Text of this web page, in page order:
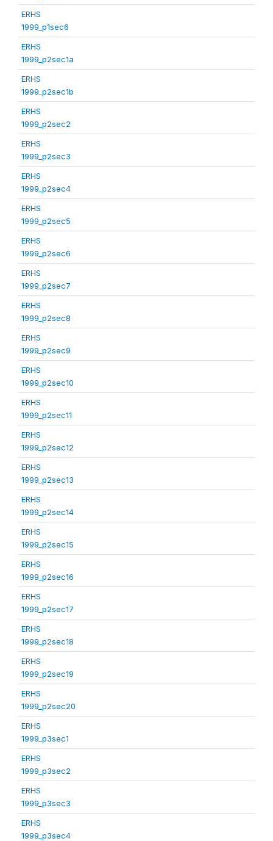
ERHS
1999_p1sec6
ERHS
1999_p2sec1a
ERHS
1999_p2sec1b
ERHS
1999_p2sec2
ERHS
1999_p2sec3
ERHS
1999_p2sec4
ERHS
1999_p2sec5
ERHS
1999_p2sec6
ERHS
1999_p2sec7
ERHS
1999_p2sec8
ERHS
1999_p2sec9
ERHS
1999_p2sec10
ERHS
1999_p2sec11
ERHS
1999_p2sec12
ERHS
1999_p2sec13
ERHS
1999_p2sec14
ERHS
1999_p2sec15
ERHS
1999_p2sec16
ERHS
1999_p2sec17
ERHS
1999_p2sec18
ERHS
1999_p2sec19
ERHS
1999_p2sec20
ERHS
1999_p3sec1
ERHS
1999_p3sec2
ERHS
1999_p3sec3
ERHS
1999_p3sec4